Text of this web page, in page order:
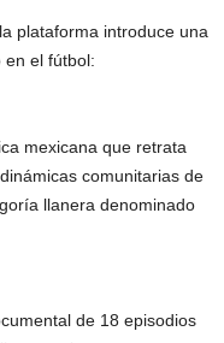
plataforma introduce una
en el fútbol:
mexicana que retrata
comunitarias de
llanera denominado
de 18 episodios